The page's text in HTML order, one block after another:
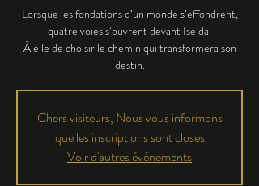
Lorsque les fondations d’un monde s’effondrent,
quatre voies s’ouvrent devant Iselda.
À elle de choisir le chemin qui transformera son
destin.
Chers visiteurs, Nous vous informons
que les inscriptions sont closes
Voir d'autres événements